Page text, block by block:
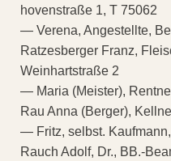
hovenstraße 1, T 75062
— Verena, Angestellte,
Ratzesberger Franz,
Weinhartstraße 2
— Maria (Meister),
Rau Anna (Berger),
— Fritz, selbst.
Rauch Adolf, Dr., BB.-